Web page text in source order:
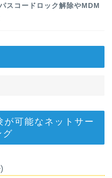
コードロック解除やMDM
可能なネットサー
グ